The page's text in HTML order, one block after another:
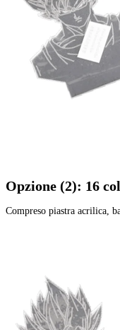
Opzione (2): 16
Compreso piastra acrilica,